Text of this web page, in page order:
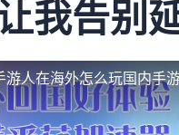
我告别
游人在海外怎么玩国内手